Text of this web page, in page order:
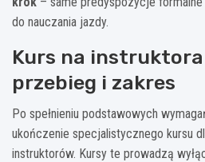
do nauczania jazdy.
Kurs na
przebieg i zakres
Po spełnieniu podstawowych
ukończenie specjalistycznego kursu
instruktorów. Kursy te prowadzą